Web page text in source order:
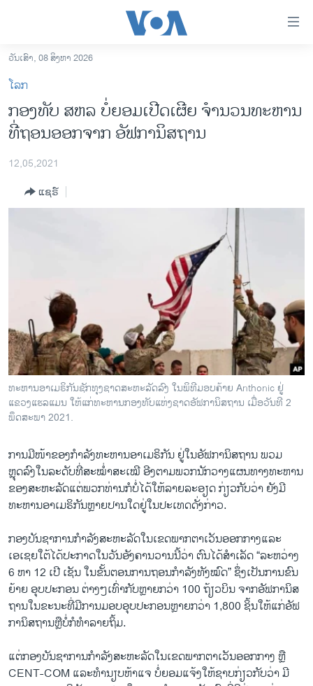
ເຂົ້າ
ຫາ
ຂ້າມ
ຂ້າມ
ຫາ
ອາເມຣິກາ
ຂ່າວ​ຈີນ
ໂລກ
ຊຸມຊົນຊາວລາວ
ວິທະຍາສາດ-ເທັກໂນໂລຈີ
ທຸລະກິດ
ພາສາອັງກິດ
ວີດີໂອ
ສຽງ
ລາຍການກະຈາຍສຽງ
ລາຍງານ
ຕິດຕາມພວກເຮົາ ທີ່
ພາສາຕ່າງໆ
ວັນເສົາ, 08 ສິງຫາ 2026
ໂລກ
ກອງທັບ ສຫລ ບໍ່ຍອມເປີດເຜີຍ ຈຳນວນທະຫານ
ທີ່ຖອນອອກຈາກ ອັຟການິສຖານ
12,05,2021
ແຊຣ໌
ທະຫານອາເມຣິກັນຊັກທຸງຊາດສະຫະລັດລົງ ໃນພິທີມອບຄ້າຍ Anthonic ຢູ່
ແຂວງແຮລແມນ ໃຫ້ແກ່ທະຫານກອງທັບແຫ່ງຊາດອັຟການິສຖານ ເມື່ອວັນທີ 2
ພຶດສະພາ 2021.
ການມີໜ້າຂອງກຳລັງທະຫານອາເມຣິກັນ ຢູ່ໃນອັຟການິສຖານ ພວມ
ຫຼຸດລົງໃນລະດັບທີ່ສະໝ່ຳສະເໝີ ອີງຕາມພວກນັກວາງແຜນທາງທະຫານ
ຂອງສະຫະລັດແຕ່ພວກທ່ານກໍບໍ່ໄດ້ໃຫ້ລາຍລະອຽດ ກ່ຽວກັບວ່າ ຍັງມີ
ທະຫານອາເມຣິກັນຫຼາຍປານໃດຢູ່ໃນປະເທດດັ່ງກ່າວ.
ກອງບັນຊາການກຳລັງສະຫະລັດໃນເຂດພາກຕາເວັນອອກກາງແລະ
ເອເຊຍໃຕ້ໄດ້ປະກາດໃນວັນອັງຄານວານນີ້ວ່າ ຕົນໄດ້ສຳເລັດ “ລະຫວ່າງ
6 ຫາ 12 ເປີ ເຊັນ ໃນຂັ້ນຕອນການຖອນກໍາລັງທັງໝົດ” ຊຶ່ງເປັນການຂົນ
ຍ້າຍ ອຸບປະກອນ ຕ່າງໆເທົ່າກັບຫຼາຍກວ່າ 100 ຖ້ຽວບິນ ຈາກອັຟການິສ
ຖານໃນຂະນະທີ່ມີການມອບອຸບປະກອນຫຼາຍກວ່າ 1,800 ຊິ້ນໃຫ້ແກ່ອັຟ
ການິສຖານຫຼືບໍ່ກໍທຳລາຍຖິ້ມ.
ແຕ່ກອງບັນຊາການກຳລັງສະຫະລັດໃນເຂດພາກຕາເວັນອອກກາງ ຫຼື
CENT-COM ແລະທໍານຽບຫ້າແຈ ບໍ່ຍອມແຈ້ງໃຫ້ຊາບກ່ຽວກັບວ່າ ມີ